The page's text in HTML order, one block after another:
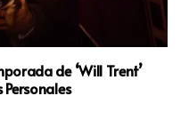
de ‘Will Trent’